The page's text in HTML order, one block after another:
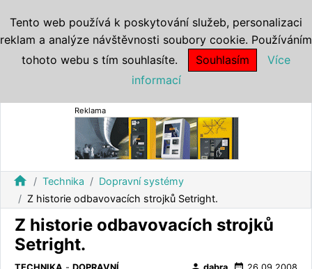
Reklama
home Technika
Dopravní systémy
Z historie odbavovacích strojků Setright.
Z historie odbavovacích strojků
Setright.
Tento web používá k poskytování služeb, personalizaci
reklam a analýze návštěvnosti soubory cookie. Používáním
tohoto webu s tím souhlasíte.
Souhlasím
Více
informací